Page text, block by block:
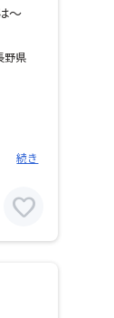
～
野県
続き
favorite